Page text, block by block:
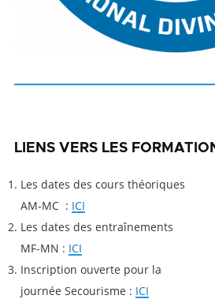
LIENS VERS LES
Les dates des cours théoriques
AM-MC : ICI
Les dates des entraînements
MF-MN : ICI
Inscription ouverte pour la
journée Secourisme : ICI